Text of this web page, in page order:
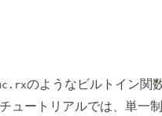
のようなビルトイン関
ュートリアルでは、単一